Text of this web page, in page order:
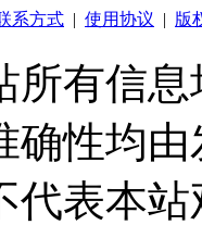
系方式 | 使用协议 | 版
所有信
确性均
代表本站